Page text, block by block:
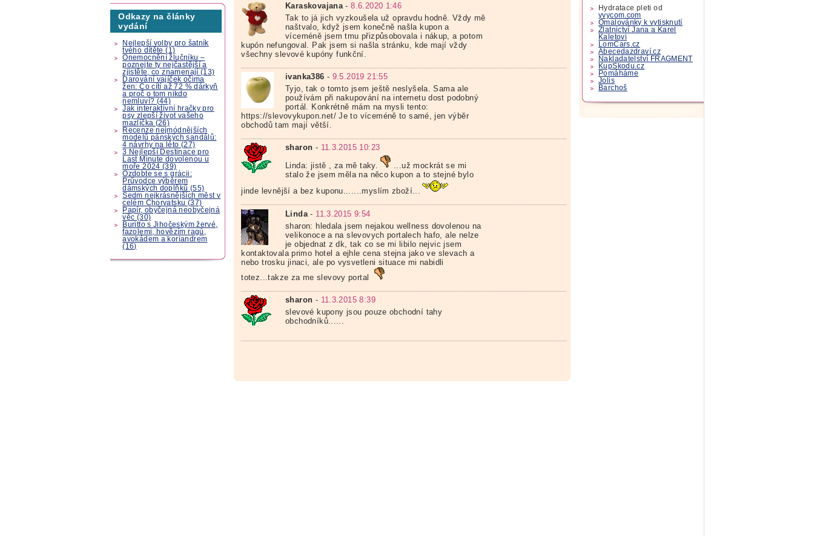
Odkazy na články
vydání
Nejlepší volby pro šatník
tvého dítěte (1)
Onemocnění žlučníku –
poznejte ty nejčastější a
zjistěte, co znamenají (13)
Darování vajíček očima
žen: Co cítí až 72 % dárkyň
a proč o tom nikdo
nemluví? (44)
Jak interaktivní hračky pro
psy zlepší život vašeho
mazlíčka (26)
Recenze nejmódnějších
modelů pánských sandálů:
4 návrhy na léto (27)
3 Nejlepší Destinace pro
Last Minute dovolenou u
moře 2024 (39)
Ozdobte se s grácii:
Průvodce výběrem
dámských doplňků (55)
Sedm nejkrásnějších měst v
celém Chorvatsku (37)
Papír, obyčejná neobyčejná
věc (30)
Buritto s Jihočeským žervé,
fazolemi, hovězím ragú,
avokádem a koriandrem
(16)
Karaskovajana -8.6.2020 1:46
Tak to já jich vyzkoušela už opravdu hodně. Vždy mě
naštvalo, když jsem konečně našla kupon a
víceméně jsem tmu přizpůsobovala i nákup, a potom
kupón nefungoval. Pak jsem si našla stránku, kde mají vždy
všechny slevové kupóny funkční.
ivanka386 - 9.5.2019 21:55
Tyjo, tak o tomto jsem ještě neslyšela. Sama ale
používám při nakupování na internetu dost podobný
portál. Konkrétně mám na mysli tento:
https://slevovykupon.net/ Je to víceméně to samé, jen výběr
obchodů tam mají větší.
sharon - 11.3.2015 10:23
Linda: jistě , za mě taky.
...už mockrát se mi
stalo že jsem měla na něco kupon a to stejné bylo
jinde levnější a bez kuponu.......myslím zboží...
Linda - 11.3.2015 9:54
sharon: hledala jsem nejakou wellness dovolenou na
velikonoce a na slevovych portalech hafo, ale nelze
je objednat z dk, tak co se mi libilo nejvic jsem
kontaktovala primo hotel a ejhle cena stejna jako ve slevach a
nebo trosku jinaci, ale po vysvetleni situace mi nabidli
totez...takze za me slevovy portal
sharon - 11.3.2015 8:39
slevové kupony jsou pouze obchodní tahy
obchodníků......
Hydratace pleti od
yvycom.com
Omalovánky k vytisknutí
Zlatnictví Jana a Karel
Kaletovi
LomCars.cz
Abecedazdraví.cz
Nakladatelství FRAGMENT
KupSkodu.cz
Pomáháme
Jolis
Barchoš